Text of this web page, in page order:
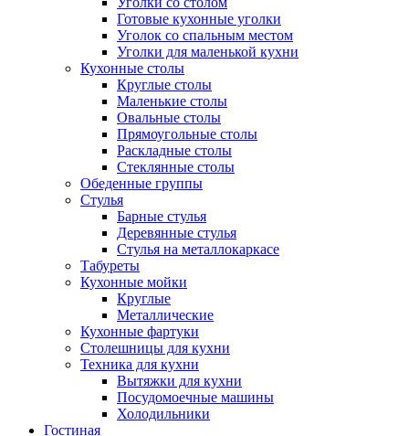
Готовые кухонные уголки
Уголок со спальным местом
Уголки для маленькой кухни
Кухонные столы
Круглые столы
Маленькие столы
Овальные столы
Прямоугольные столы
Раскладные столы
Стеклянные столы
Обеденные группы
Стулья
Барные стулья
Деревянные стулья
Стулья на металлокаркасе
Табуреты
Кухонные мойки
Круглые
Металлические
Кухонные фартуки
Столешницы для кухни
Техника для кухни
Вытяжки для кухни
Посудомоечные машины
Холодильники
Гостиная